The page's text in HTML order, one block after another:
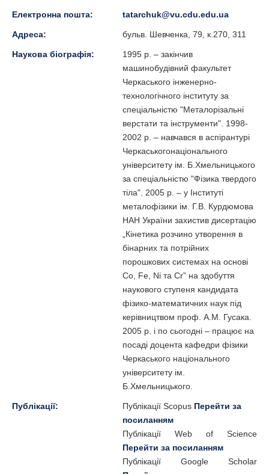
Електронна пошта: tatarchuk@vu.cdu.edu.ua
Адреса: бульв. Шевченка, 79, к.270, 311
Наукова біографія:
1995 р. – закінчив
машинобудівний факультет
Черкаського інженерно-
технологічного інституту за
спеціальністю "Металорізальні
верстати та інструменти". 1998-
2002 р. – навчався в аспірантурі
Черкаськогонаціонального
університету ім. Б.Хмельницького
за спеціальністю "Фізика твердого
тіла". 2005 р. – у Інституті
металофізики ім. Г.В. Курдюмова
НАН України захистив дисертацію
„Кінетика розчино утворення в
бінарних та потрійних
порошкових системах на основі
Co, Fe, Ni та Cr” на здобуття
наукового ступеня кандидата
фізико-математичних наук під
керівництвом проф. А.М. Гусака.
2005 р. і по сьогодні – працює на
посаді доцента кафедри фізики
Черкаського національного
університету ім.
Б.Хмельницького.
Публікації: Публікації Scopus Перейти за
посиланням
Публікації Web of Science
Перейти за посиланням
Публікації Google Scholar